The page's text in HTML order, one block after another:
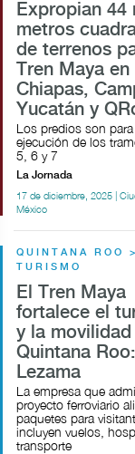
Expropian 44
metros
de terrenos
Tren Maya en
Chiapas,
Yucatán y
Los predios son
ejecución de los
5, 6 y 7
La Jornada
17 de diciembre, 2025 |
México
QUINTANA ROO >
TURISMO
El Tren Maya
fortalece el
y la movilidad
Quintana
Lezama
La empresa que
proyecto ferroviario
paquetes para
incluyen vuelos,
transporte